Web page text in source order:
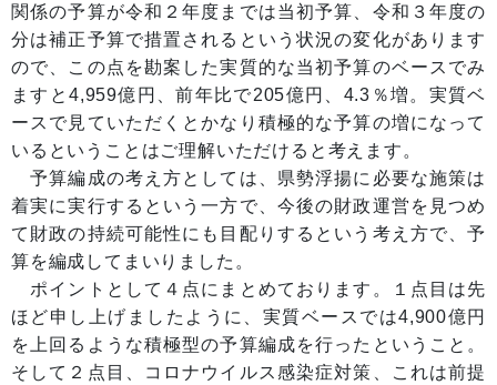
関係の予算が令和２年度までは当初予算、令和３年度の
分は補正予算で措置されるという状況の変化があります
ので、この点を勘案した実質的な当初予算のベースでみ
ますと4,959億円、前年比で205億円、4.3％増。実質ベ
ースで見ていただくとかなり積極的な予算の増になって
いるということはご理解いただけると考えます。
予算編成の考え方としては、県勢浮揚に必要な施策は
着実に実行するという一方で、今後の財政運営を見つめ
て財政の持続可能性にも目配りするという考え方で、予
算を編成してまいりました。
ポイントとして４点にまとめております。１点目は先
ほど申し上げましたように、実質ベースでは4,900億円
を上回るような積極型の予算編成を行ったということ。
そして２点目、コロナウイルス感染症対策、これは前提